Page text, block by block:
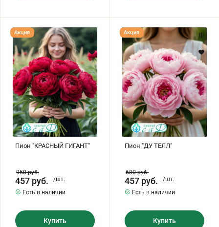
Пион
"КРАСНЫЙ
ГИГАНТ"
Пион "КРАСНЫЙ ГИГАНТ"
Акция
950руб.
457 руб.
/шт.
Есть в наличии
Купить
Пион
"ДУ
ТЕЛЛ"
Пион "ДУ ТЕЛЛ"
Акция
680руб.
457 руб.
/шт.
Есть в наличии
Купить